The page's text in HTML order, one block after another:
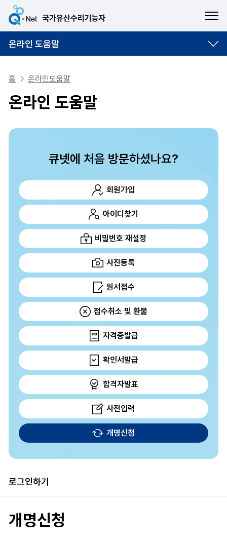
온라인 도움말
홈 온라인도움말
온라인 도움말
큐넷에 처음 방문하셨나요?
회원가입
아이디찾기
비밀번호 재설정
사진등록
원서접수
접수취소 및 환불
자격증발급
확인서발급
합격자발표
사전입력
개명신청
로그인하기
개명신청